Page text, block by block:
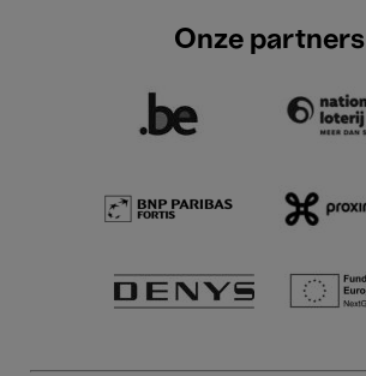
Onze partners